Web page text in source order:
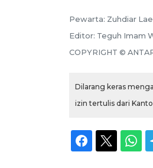
Pewarta: Zuhdiar
Editor: Teguh Imam
COPYRIGHT ©
Dilarang keras
izin tertulis dari